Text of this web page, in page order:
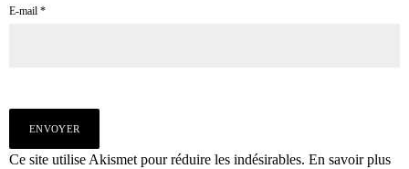
E-mail *
Ce site utilise Akismet pour réduire les indésirables. En savoir plus